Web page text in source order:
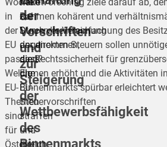
in
der
EU
passiert?
Welche
EU-
Themen
sind
für
Österreich
der
Vorschriften
und
zur
Steigerung
der
Wettbewerbsfähigkeit
des
Binnenmarkts
zur
Steuervereinfachung
angenommen,
dass
die
EU-
Steuervorschriften
straffen
und
die
Rahmen kohärent und
Durch die Vereinfachung des
der direkten Steuern sollen
die Rechtssicherheit für
Firmen erhöht und die Aktivitäten
Binnenmarkts spürbar erleichtert